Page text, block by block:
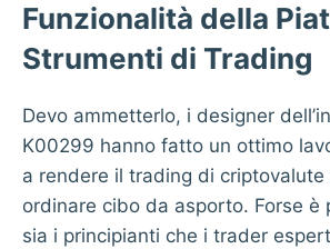
Funzionalità della
Strumenti di Trading
Devo ammetterlo, i designer
K00299 hanno fatto un ottimo
a rendere il trading di criptovalute
ordinare cibo da asporto. Forse è
sia i principianti che i trader